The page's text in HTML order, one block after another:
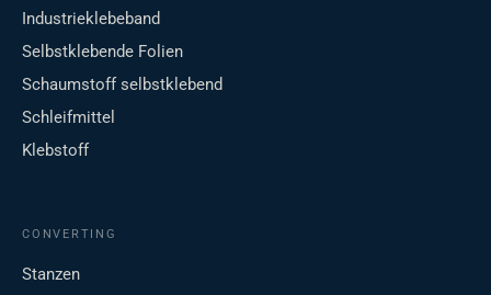
Industrieklebeband
Selbstklebende Folien
Schaumstoff selbstklebend
Schleifmittel
Klebstoff
CONVERTING
Stanzen